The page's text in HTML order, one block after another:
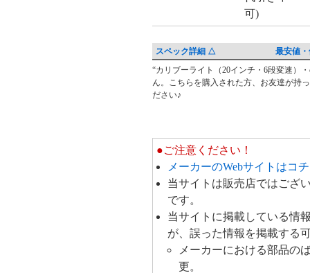
スペック詳細 △ 最安値
レ
ビ
ク
“カリブーライト（20インチ・6段変速）
ん。こちらを購入された方、お友達が
ださい♪
●ご注意ください！
メーカーのWebサイトはコ
当サイトは販売店ではござ
です。
当サイトに掲載している情
が、誤った情報を掲載する
メーカーにおける部品の
更。